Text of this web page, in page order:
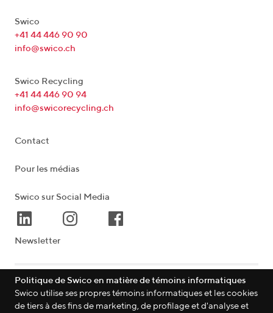
Swico
+41 44 446 90 90
info@swico.ch
Swico Recycling
+41 44 446 90 94
info@swicorecycling.ch
Contact
Pour les médias
Swico sur Social Media
Newsletter
Lagerstrasse 33 Zürich Schweiz
Politique de Swico en matière de témoins informatiques
Swico utilise ses propres témoins informatiques et les cookies
de tiers à des fins de marketing, de profilage et d'analyse et